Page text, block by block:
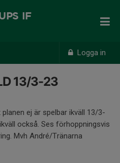
Logga in
IF
13/3-23
ej är spelbar ikväll 13/3-
också. Ses förhoppningsvis
Mvh André/Tränarna